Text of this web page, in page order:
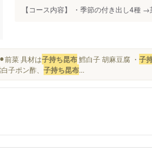
【コース内容】 ・季節の付き出し4種
前菜 具材は子持ち昆布鱈白子 胡麻豆腐 ・ 子
子ポン酢、 子持ち昆布...